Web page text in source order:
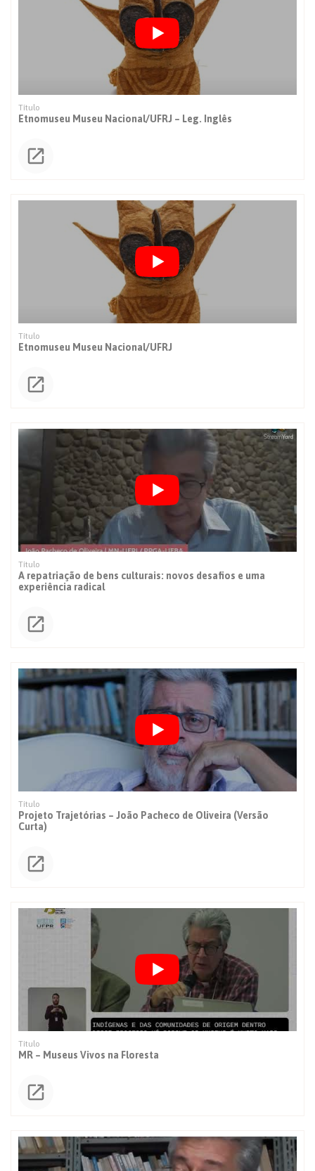
Etnomuseu Museu Nacional/UFRJ – Leg. Inglês
Etnomuseu Museu Nacional/UFRJ
A repatriação de bens culturais: novos desafios e uma
experiência radical
Projeto Trajetórias – João Pacheco de Oliveira (Versão
Curta)
MR – Museus Vivos na Floresta